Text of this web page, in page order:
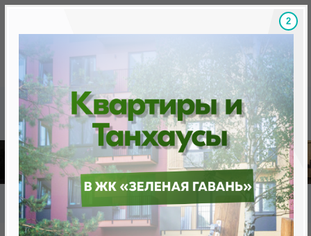
Скидки на новостройки, бонусы Готовые
Главная База новостроек Минска «Минск Мир»
12.2 "Рим", квартал "Западная Европа"
1